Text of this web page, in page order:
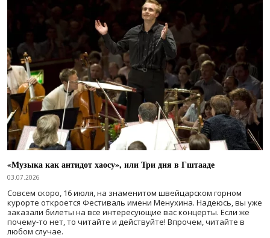
«Музыка как антидот хаосу», или Три дня в Гштааде
03.07.2026
Совсем скоро, 16 июля, на знаменитом швейцарском горном
курорте откроется Фестиваль имени Менухина. Надеюсь, вы уже
заказали билеты на все интересующие вас концерты. Если же
почему-то нет, то читайте и действуйте! Впрочем, читайте в
любом случае.